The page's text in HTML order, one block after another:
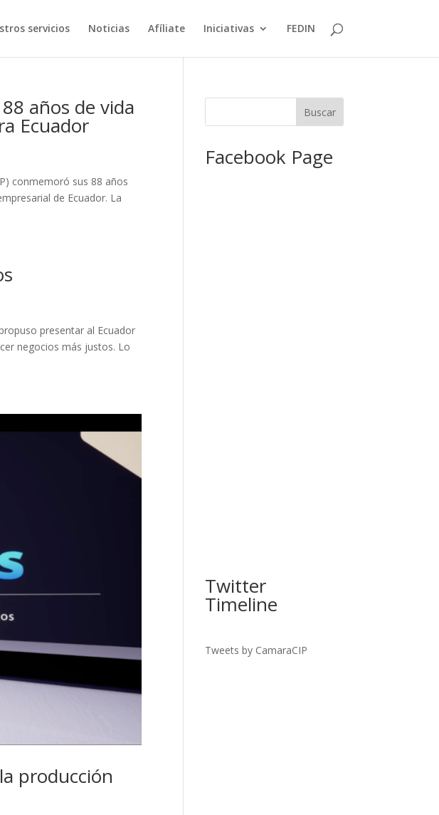
servicios Noticias Afíliate Iniciativas FEDIN
años de vida
Ecuador
conmemoró sus 88 años
de Ecuador. La
presentar al Ecuador
negocios más justos. Lo
producción
Facebook Page
Twitter
Timeline
Tweets by CamaraCIP